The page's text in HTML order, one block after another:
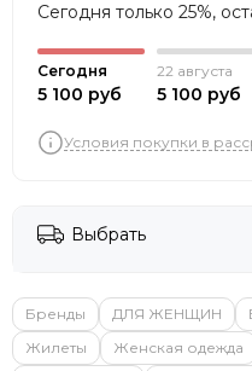
Сегодня только 25%,
Сегодня
5 100 руб
22 августа
5 100 руб
Условия покупки в
Выбрать
Бренды ДЛЯ ЖЕНЩИН
Жилеты
Женская одежда